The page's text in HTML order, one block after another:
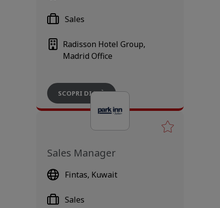
Radisson Hotel Group,
Madrid Office
Sales
SCOPRI DI PIÙ
Sales Manager
Fintas, Kuwait
Sales